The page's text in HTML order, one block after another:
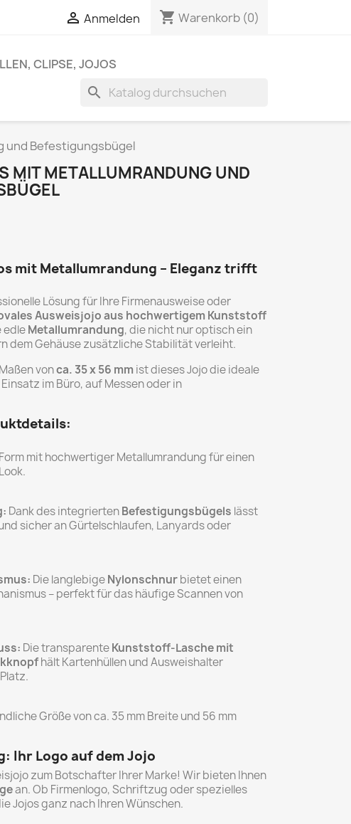
 Anmelden shopping_cart Warenkorb (0)
CLIPSE, JOJOS
search
und Befestigungsbügel
MIT METALLUMRANDUNG UND
mit Metallumrandung – Eleganz trifft
Lösung für Ihre Firmenausweise oder
Ausweisjojo aus hochwertigem Kunststoff
edleMetallumrandung, die nicht nur optisch ein
dem Gehäuse zusätzliche Stabilität verleiht.
vonca. 35 x 56 mm ist dieses Jojo die ideale
im Büro, auf Messen oder in
mit hochwertiger Metallumrandung für einen
Dank des integriertenBefestigungsbügels lässt
sicher an Gürtelschlaufen, Lanyards oder
Die langlebigeNylonschnurbietet einen
– perfekt für das häufige Scannen von
Die transparenteKunststoff-Lasche mit
hält Kartenhüllen und Ausweishalter
Größe von ca. 35 mm Breite und 56 mm
Ihr Logo auf dem Jojo
zum Botschafter Ihrer Marke! Wir bieten Ihnen
an. Ob Firmenlogo, Schriftzug oder spezielles
Jojos ganz nach Ihren Wünschen.